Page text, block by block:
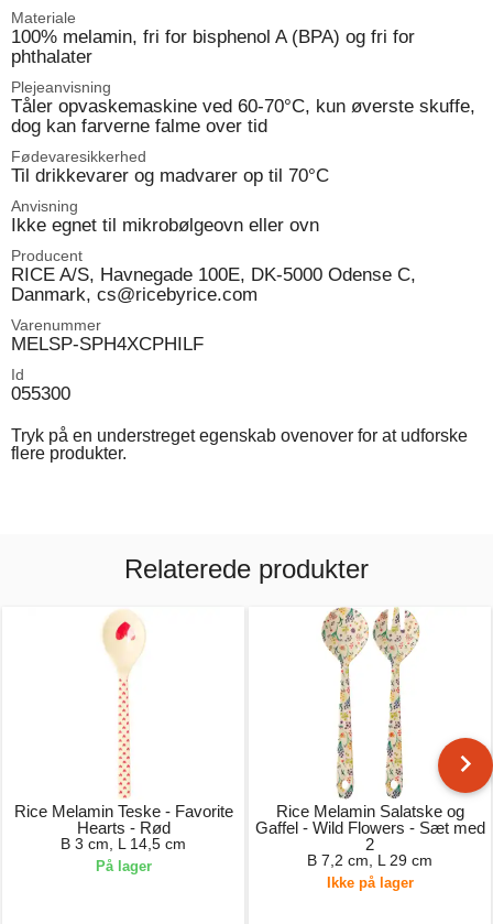
Materiale
100% melamin, fri for bisphenol A (BPA) og fri for
phthalater
Plejeanvisning
Tåler opvaskemaskine ved 60-70°C, kun øverste skuffe,
dog kan farverne falme over tid
Fødevaresikkerhed
Til drikkevarer og madvarer op til 70°C
Anvisning
Ikke egnet til mikrobølgeovn eller ovn
Producent
RICE A/S, Havnegade 100E, DK-5000 Odense C,
Danmark, cs@ricebyrice.com
Varenummer
MELSP-SPH4XCPHILF
Id
055300
Tryk på en understreget egenskab ovenover for at udforske
flere produkter.
Relaterede produkter
Rice Melamin Teske - Favorite
Hearts - Rød
B 3 cm, L 14,5 cm
På lager
Rice Melamin Salatske og
Gaffel - Wild Flowers - Sæt med
2
B 7,2 cm, L 29 cm
Ikke på lager